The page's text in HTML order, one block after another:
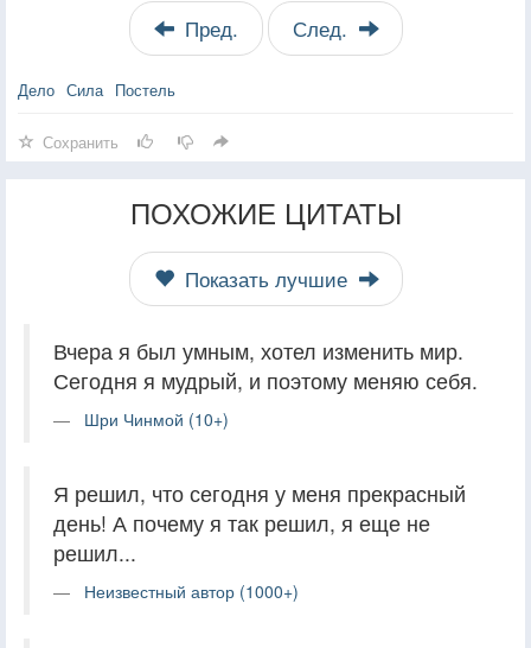
Пред. След.
Дело Сила Постель
Сохранить
ПОХОЖИЕ ЦИТАТЫ
Показать лучшие
Вчера я был умным, хотел изменить мир.
Сегодня я мудрый, и поэтому меняю себя.
Шри Чинмой (10+)
Я решил, что сегодня у меня прекрасный
день! А почему я так решил, я еще не
решил...
Неизвестный автор (1000+)